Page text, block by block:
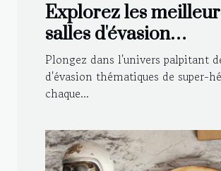
Explorez les
salles d'évasion
thématiques de
héros
Plongez dans l'univers palpitant
d'évasion thématiques de super-
chaque...